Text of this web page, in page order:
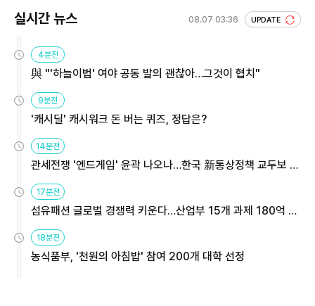
실시간 뉴스 08.07 03:36 UPDATE
4분전
與 "'하늘이법' 여야 공동 발의 괜찮아…그것이 협치"
9분전
'캐시딜' 캐시워크 돈 버는 퀴즈, 정답은?
14분전
관세전쟁 '엔드게임' 윤곽 나오나…한국 新통상정책 교두보 활
17분전
섬유패션 글로벌 경쟁력 키운다…산업부 15개 과제 180억 지
18분전
농식품부, '천원의 아침밥' 참여 200개 대학 선정